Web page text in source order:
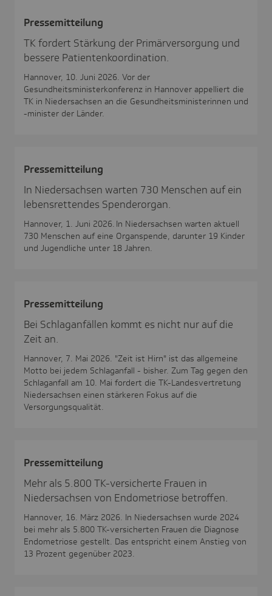
Pres­se­mit­tei­lung
TK fordert Stärkung der Primärversorgung und
bessere Patientenkoordination.
Hannover, 10. Juni 2026. Vor der
Gesundheitsministerkonferenz in Hannover appelliert die
TK in Niedersachsen an die Gesundheitsministerinnen und
-minister der Länder.
Pres­se­mit­tei­lung
In Nieder­sachsen warten 730 Menschen auf ein
lebens­ret­tendes Spen­derorgan.
Hannover, 1. Juni 2026. In Niedersachsen warten aktuell
730 Menschen auf eine Organspende, darunter 19 Kinder
und Jugendliche unter 18 Jahren.
Pres­se­mit­tei­lung
Bei Schlaganfällen kommt es nicht nur auf die
Zeit an.
Hannover, 7. Mai 2026. "Zeit ist Hirn" ist das allgemeine
Motto bei jedem Schlaganfall - bisher. Zum Tag gegen den
Schlaganfall am 10. Mai fordert die TK-Landesvertretung
Niedersachsen einen stärkeren Fokus auf die
Versorgungsqualität.
Pres­se­mit­tei­lung
Mehr als 5.800 TK-versicherte Frauen in
Niedersachsen von Endometriose betroffen.
Hannover, 16. März 2026. In Niedersachsen wurde 2024
bei mehr als 5.800 TK-versicherten Frauen die Diagnose
Endometriose gestellt. Das entspricht einem Anstieg von
13 Prozent gegenüber 2023.